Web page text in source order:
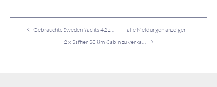
Gebrauchte Sweden Yachts 42 zu verkaufen
alle Meldungen anzeigen